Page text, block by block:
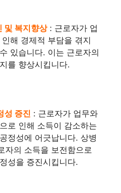
및 복지향상: 근로자가 업
해 경제적 부담을 겪지
있습니다. 이는 근로자의
를 향상시킵니다.
성 증진 : 근로자가 업무와
로 인해 소득이 감소하는
정성에 어긋납니다. 상병
자의 소득을 보전함으로
성을 증진시킵니다.